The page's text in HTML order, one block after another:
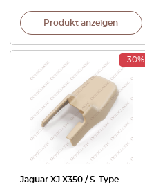
Produkt anzeigen
-30%
Jaguar XJ X350 / S-Type